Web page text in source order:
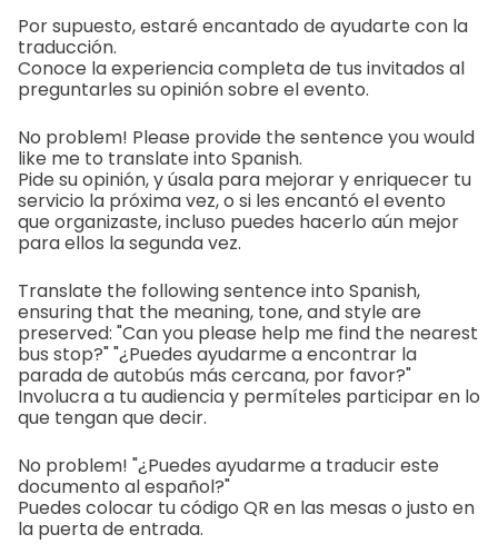
Por supuesto, estaré encantado de ayudarte con la
traducción.
Conoce la experiencia completa de tus invitados al
preguntarles su opinión sobre el evento.
No problem! Please provide the sentence you would
like me to translate into Spanish.
Pide su opinión, y úsala para mejorar y enriquecer tu
servicio la próxima vez, o si les encantó el evento
que organizaste, incluso puedes hacerlo aún mejor
para ellos la segunda vez.
Translate the following sentence into Spanish,
ensuring that the meaning, tone, and style are
preserved: "Can you please help me find the nearest
bus stop?" "¿Puedes ayudarme a encontrar la
parada de autobús más cercana, por favor?"
Involucra a tu audiencia y permíteles participar en lo
que tengan que decir.
No problem! "¿Puedes ayudarme a traducir este
documento al español?"
Puedes colocar tu código QR en las mesas o justo en
la puerta de entrada.